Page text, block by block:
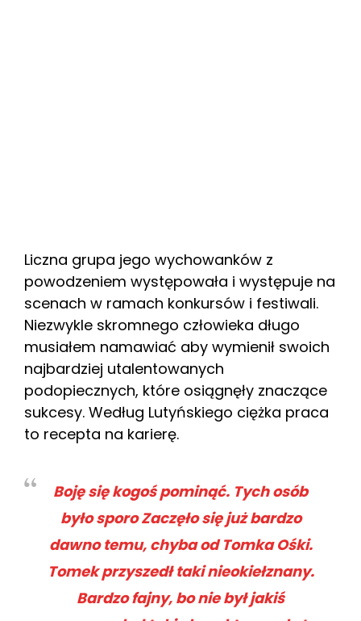
Liczna grupa jego wychowanków z
powodzeniem występowała i występuje na
scenach w ramach konkursów i festiwali.
Niezwykle skromnego człowieka długo
musiałem namawiać aby wymienił swoich
najbardziej utalentowanych
podopiecznych, które osiągnęły znaczące
sukcesy. Według Lutyńskiego ciężka praca
to recepta na karierę.
Boję się kogoś pominąć. Tych osób
było sporo Zaczęło się już bardzo
dawno temu, chyba od Tomka Ośki.
Tomek przyszedł taki nieokiełznany.
Bardzo fajny, bo nie był jakiś